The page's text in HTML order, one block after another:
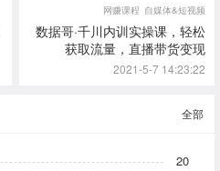
网赚课程 自媒体&短视频
数据哥·千川内训实操课，轻松
获取流量，直播带货变现
2021-5-7 14:23:22
全部
20